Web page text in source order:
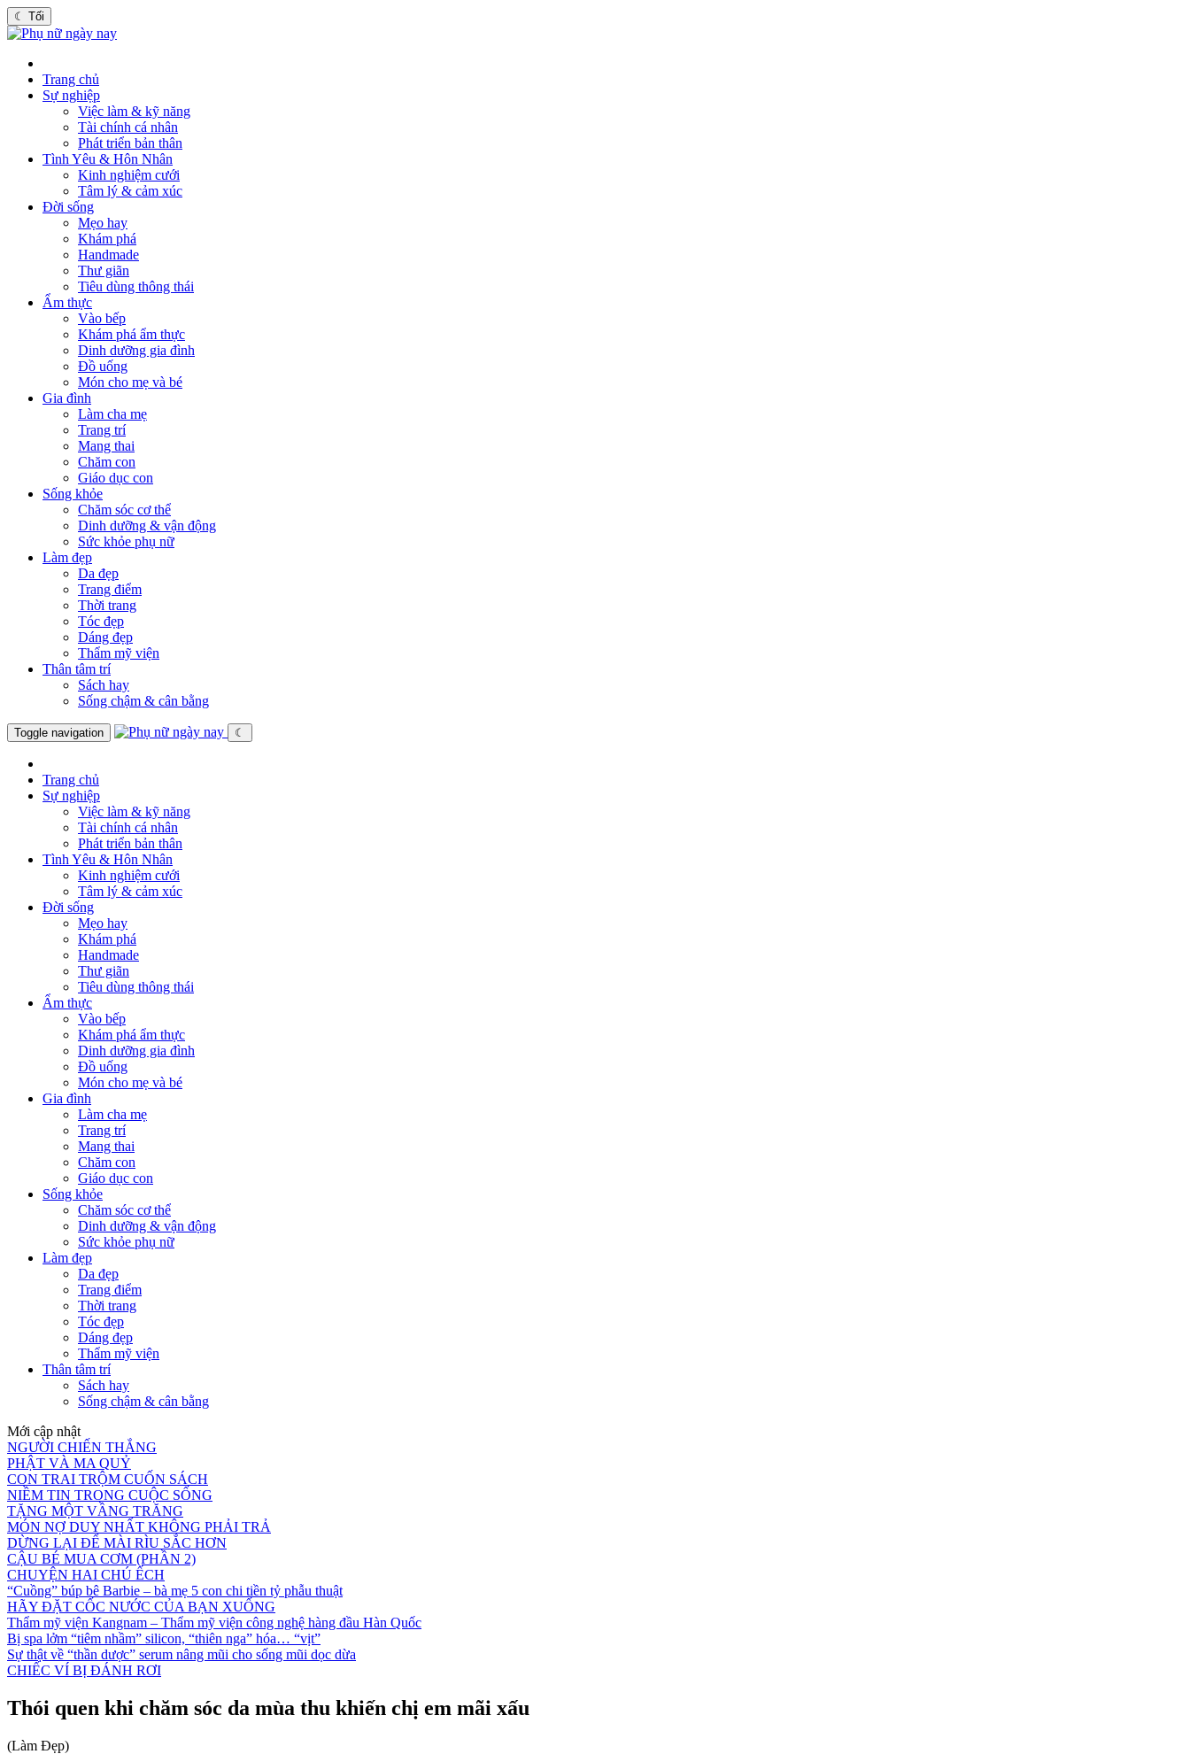
☾ Tối
Trang chủ
Sự nghiệp
Việc làm & kỹ năng
Tài chính cá nhân
Phát triển bản thân
Tình Yêu & Hôn Nhân
Kinh nghiệm cưới
Tâm lý & cảm xúc
Đời sống
Mẹo hay
Khám phá
Handmade
Thư giãn
Tiêu dùng thông thái
Ẩm thực
Vào bếp
Khám phá ẩm thực
Dinh dưỡng gia đình
Đồ uống
Món cho mẹ và bé
Gia đình
Làm cha mẹ
Trang trí
Mang thai
Chăm con
Giáo dục con
Sống khỏe
Chăm sóc cơ thể
Dinh dưỡng & vận động
Sức khỏe phụ nữ
Làm đẹp
Da đẹp
Trang điểm
Thời trang
Tóc đẹp
Dáng đẹp
Thẩm mỹ viện
Thân tâm trí
Sách hay
Sống chậm & cân bằng
Toggle navigation ☾
Trang chủ
Sự nghiệp
Việc làm & kỹ năng
Tài chính cá nhân
Phát triển bản thân
Tình Yêu & Hôn Nhân
Kinh nghiệm cưới
Tâm lý & cảm xúc
Đời sống
Mẹo hay
Khám phá
Handmade
Thư giãn
Tiêu dùng thông thái
Ẩm thực
Vào bếp
Khám phá ẩm thực
Dinh dưỡng gia đình
Đồ uống
Món cho mẹ và bé
Gia đình
Làm cha mẹ
Trang trí
Mang thai
Chăm con
Giáo dục con
Sống khỏe
Chăm sóc cơ thể
Dinh dưỡng & vận động
Sức khỏe phụ nữ
Làm đẹp
Da đẹp
Trang điểm
Thời trang
Tóc đẹp
Dáng đẹp
Thẩm mỹ viện
Thân tâm trí
Sách hay
Sống chậm & cân bằng
Mới cập nhật
NGƯỜI CHIẾN THẮNG
PHẬT VÀ MA QUỶ
CON TRAI TRỘM CUỐN SÁCH
NIỀM TIN TRONG CUỘC SỐNG
TẶNG MỘT VẦNG TRĂNG
MÓN NỢ DUY NHẤT KHÔNG PHẢI TRẢ
DỪNG LẠI ĐỂ MÀI RÌU SẮC HƠN
CẬU BÉ MUA CƠM (PHẦN 2)
CHUYỆN HAI CHÚ ẾCH
“Cuồng” búp bê Barbie – bà mẹ 5 con chi tiền tỷ phẫu thuật
HÃY ĐẶT CỐC NƯỚC CỦA BẠN XUỐNG
Thẩm mỹ viện Kangnam – Thẩm mỹ viện công nghệ hàng đầu Hàn Quốc
Bị spa lởm “tiêm nhầm” silicon, “thiên nga” hóa… “vịt”
Sự thật về “thần dược” serum nâng mũi cho sống mũi dọc dừa
CHIẾC VÍ BỊ ĐÁNH RƠI
Thói quen khi chăm sóc da mùa thu khiến chị em mãi xấu
(Làm Đẹp)